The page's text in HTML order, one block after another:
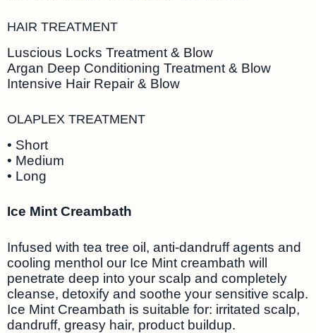
HAIR TREATMENT
Luscious Locks Treatment & Blow
Argan Deep Conditioning Treatment & Blow
Intensive Hair Repair & Blow
OLAPLEX TREATMENT
• Short
• Medium
• Long
Ice Mint Creambath
Infused with tea tree oil, anti-dandruff agents and
cooling menthol our Ice Mint creambath will
penetrate deep into your scalp and completely
cleanse, detoxify and soothe your sensitive scalp.
Ice Mint Creambath is suitable for: irritated scalp,
dandruff, greasy hair, product buildup.